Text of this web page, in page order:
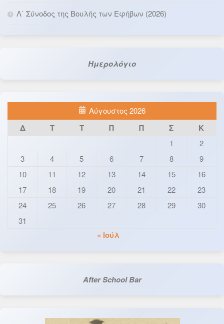
Λ΄ Σύνοδος της Βουλής των Εφήβων (2026)
Ημερολόγιο
Αύγουστος 2026
Δ Τ Τ Π Π Σ Κ
1
2
3
4 5 6 7 8
9
10
11 12 13 14 15
16
17
18 19 20 21 22
23
24
25 26 27 28 29
30
31
« Ιούλ
After School Bar